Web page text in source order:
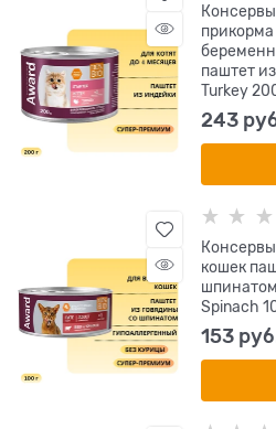
Консервы
паштет
Turkey
243
Консервы
кошек
Spinach
153